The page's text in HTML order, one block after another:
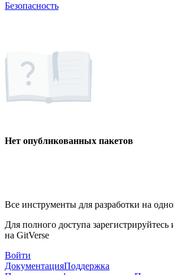
Безопасность
Нет опубликованных пакетов
Все инструменты для разработки на
Для полного доступа зарегистрируйтесь
на GitVerse
Войти
ДокументацияПоддержка